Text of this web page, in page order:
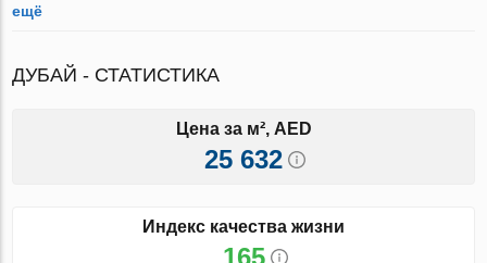
ещё
ДУБАЙ - СТАТИСТИКА
Цена за м², AED
25 632
Индекс качества жизни
165